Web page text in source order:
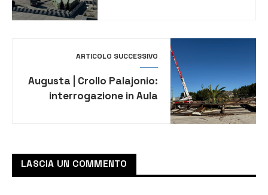
ARTICOLO SUCCESSIVO
Augusta | Crollo Palajonio:
interrogazione in Aula
LASCIA UN COMMENTO